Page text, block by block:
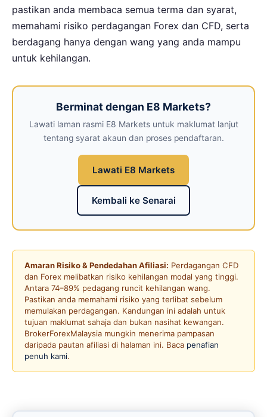
pastikan anda membaca semua terma dan syarat,
memahami risiko perdagangan Forex dan CFD, serta
berdagang hanya dengan wang yang anda mampu
untuk kehilangan.
Berminat dengan E8 Markets?
Lawati laman rasmi E8 Markets untuk maklumat lanjut
tentang syarat akaun dan proses pendaftaran.
Lawati E8 Markets
Kembali ke Senarai
Amaran Risiko & Pendedahan Afiliasi: Perdagangan CFD
dan Forex melibatkan risiko kehilangan modal yang tinggi.
Antara 74–89% pedagang runcit kehilangan wang.
Pastikan anda memahami risiko yang terlibat sebelum
memulakan perdagangan. Kandungan ini adalah untuk
tujuan maklumat sahaja dan bukan nasihat kewangan.
BrokerForexMalaysia mungkin menerima pampasan
daripada pautan afiliasi di halaman ini. Baca penafian
penuh kami.